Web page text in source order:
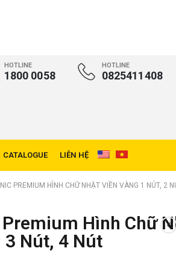
HOTLINE
1800 0058
HOTLINE
0825411408
CATALOGUE LIÊN HỆ
PREMIUM HÌNH CHỮ NHẬT VIỀN VÀNG 1 NÚT, 2
Hình Chữ
3 Nút, 4 Nút